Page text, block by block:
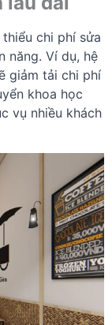
chi phí sửa
năng. Ví dụ, hệ
giảm tải chi phí
khoa học
vụ nhiều khách